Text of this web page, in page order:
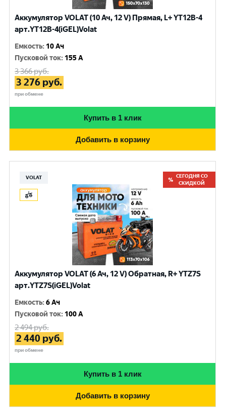
Аккумулятор VOLAT (10 Ач, 12 V) Прямая, L+ YT12B-4
арт.YT12B-4(iGEL)Volat
Емкость: 10 Ач
Пусковой ток: 155 A
3 366руб.
3 276 руб.
при обмене
Купить в 1 клик
Добавить в корзину
VOLAT
СЕГОДНЯ СО
СКИДКОЙ
Аккумулятор VOLAT (6 Ач, 12 V) Обратная, R+ YTZ7S
арт.YTZ7S(iGEL)Volat
Емкость:6 Ач
Пусковой ток: 100 A
2 494руб.
2 440 руб.
при обмене
Купить в 1 клик
Добавить в корзину